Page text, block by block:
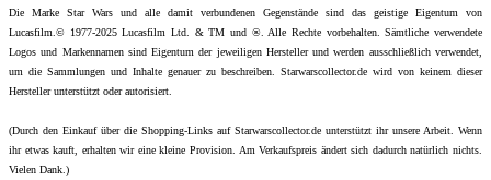
Die Marke Star Wars und alle damit verbundenen Gegenstände sind das geistige Eigentum von
Lucasfilm.© 1977-2025 Lucasfilm Ltd. & TM und ®. Alle Rechte vorbehalten. Sämtliche verwendete
Logos und Markennamen sind Eigentum der jeweiligen Hersteller und werden ausschließlich verwendet,
um die Sammlungen und Inhalte genauer zu beschreiben. Starwarscollector.de wird von keinem dieser
Hersteller unterstützt oder autorisiert.
(Durch den Einkauf über die Shopping-Links auf Starwarscollector.de unterstützt ihr unsere Arbeit. Wenn
ihr etwas kauft, erhalten wir eine kleine Provision. Am Verkaufspreis ändert sich dadurch natürlich nichts.
Vielen Dank.)